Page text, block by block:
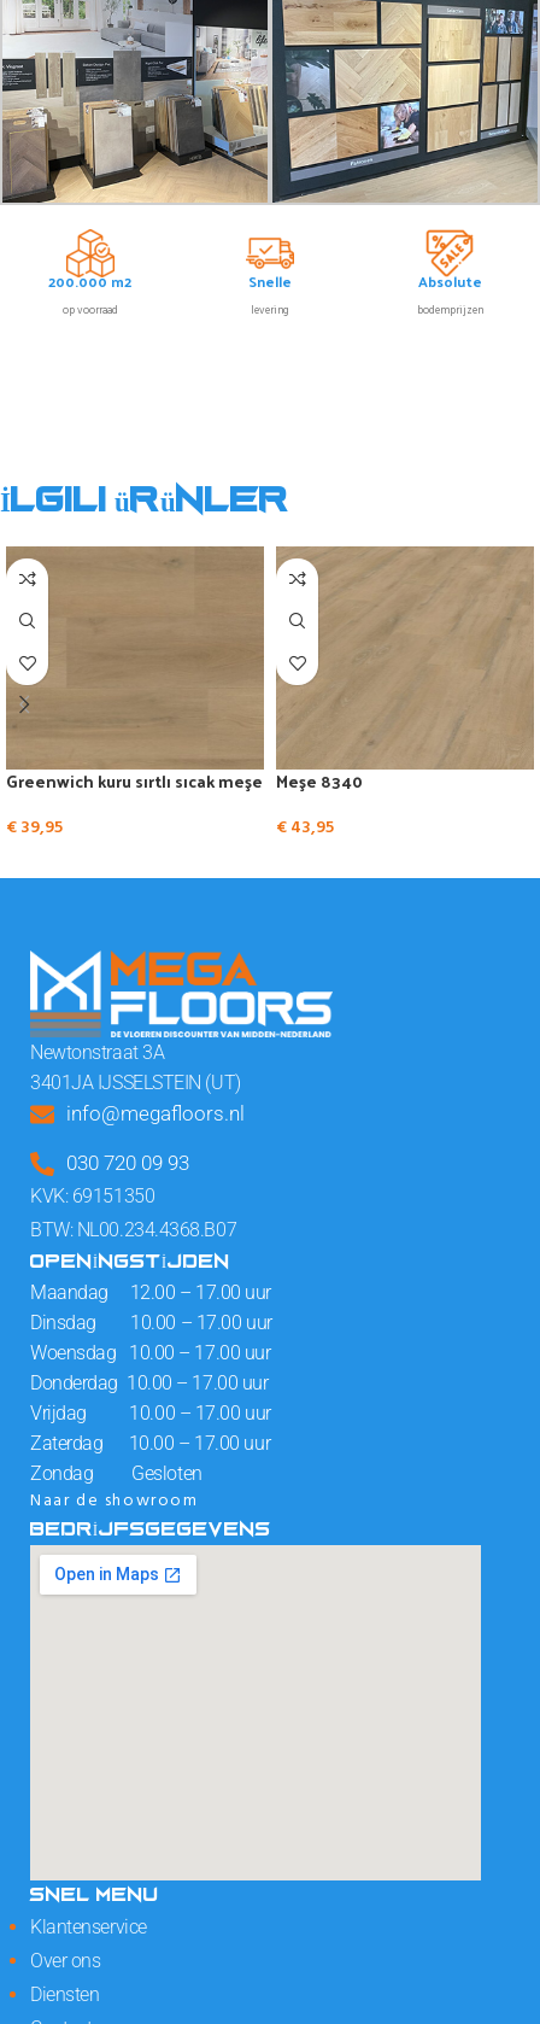
200.000 m2
op voorraad
Snelle
levering
Absolute
bodemprijzen
İlgili ürünler
Greenwich kuru sırtlı sıcak meşe
€39,95
Meşe 8340
€43,95
Newtonstraat 3A
3401JA IJSSELSTEIN (UT)
info@megafloors.nl
030 720 09 93
KVK: 69151350
BTW: NL00.234.4368.B07
OPENINGSTIJDEN
Maandag 12.00 – 17.00 uur
Dinsdag 10.00 – 17.00 uur
Woensdag 10.00 – 17.00 uur
Donderdag 10.00 – 17.00 uur
Vrijdag 10.00 – 17.00 uur
Zaterdag 10.00 – 17.00 uur
Zondag Gesloten
Naar de showroom
BEDRIJFSGEGEVENS
SNEL MENU
Klantenservice
Over ons
Diensten